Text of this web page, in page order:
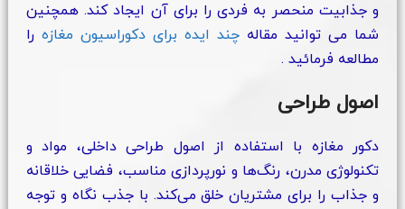
و جذابیت منحصر به فردی را برای آن ایجاد کند. همچنین
شما می توانید مقاله چند ایده برای دکوراسیون مغازه را
مطالعه فرمائید .
اصول طراحی
دکور مغازه با استفاده از اصول طراحی داخلی، مواد و
تکنولوژی مدرن، رنگ‌ها و نورپردازی مناسب، فضایی خلاقانه
و جذاب را برای مشتریان خلق می‌کند. با جذب نگاه و توجه